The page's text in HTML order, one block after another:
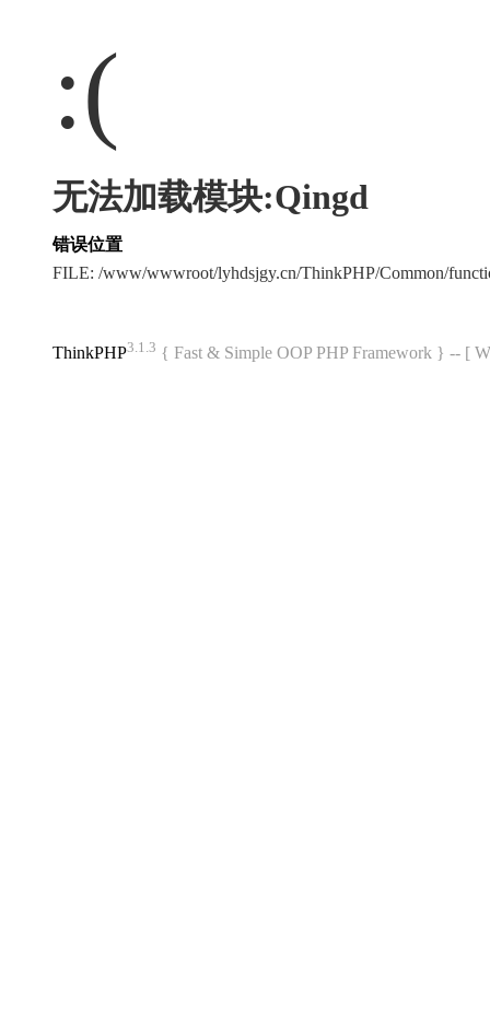
:(
无法加载模块:Qingd
错误位置
FILE: /www/wwwroot/lyhdsjgy.cn/ThinkPHP/Common/
ThinkPHP3.1.3 { Fast & Simple OOP PHP Framework } -- [